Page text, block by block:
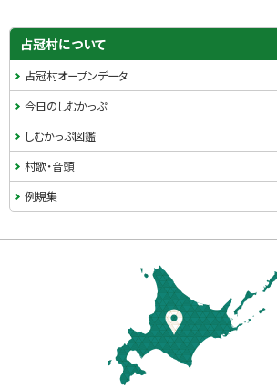
占冠村について
占冠村オープンデータ
今日のしむかっぷ
しむかっぷ図鑑
村歌・音頭
例規集